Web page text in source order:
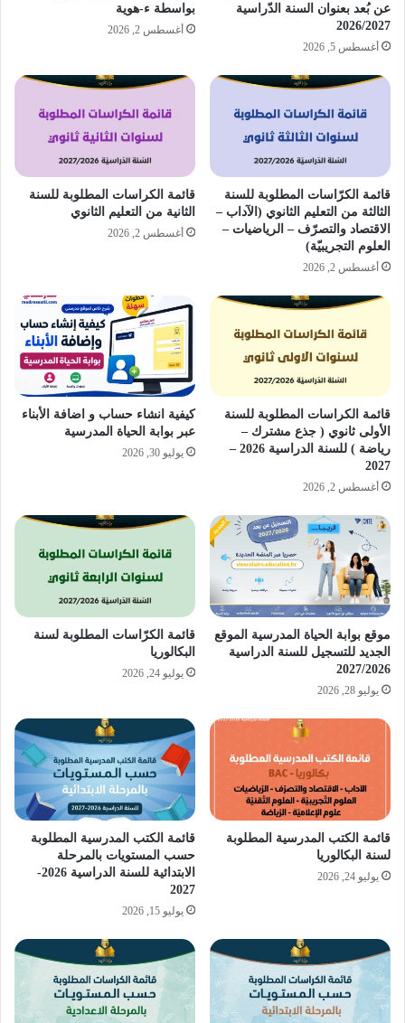
عن بُعد بعنوان السنة الدّراسية
2026/2027
أغسطس 5, 2026
بواسطة ء-هوية
أغسطس 2, 2026
قائمة الكرّاسات المطلوبة للسنة
الثالثة من التعليم الثانوي (الآداب –
الاقتصاد والتصرّف – الرياضيات –
العلوم التجريبيّة)
أغسطس 2, 2026
قائمة الكراسات المطلوبة للسنة
الثانية من التعليم الثانوي
أغسطس 2, 2026
قائمة الكراسات المطلوبة للسنة
الأولى ثانوي ( جذع مشترك –
رياضة ) للسنة الدراسية 2026 –
2027
أغسطس 2, 2026
كيفية انشاء حساب و اضافة الأبناء
عبر بوابة الحياة المدرسية
يوليو 30, 2026
موقع بوابة الحياة المدرسية الموقع
الجديد للتسجيل للسنة الدراسية
2027/2026
يوليو 28, 2026
قائمة الكرّاسات المطلوبة لسنة
البكالوريا
يوليو 24, 2026
قائمة الكتب المدرسية المطلوبة
لسنة البكالوريا
يوليو 24, 2026
قائمة الكتب المدرسية المطلوبة
حسب المستويات بالمرحلة
الابتدائية للسنة الدراسية 2026-
2027
يوليو 15, 2026